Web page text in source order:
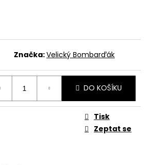
Značka:Velický Bombarďák
DO KOŠÍKU
Tisk
Zeptat se